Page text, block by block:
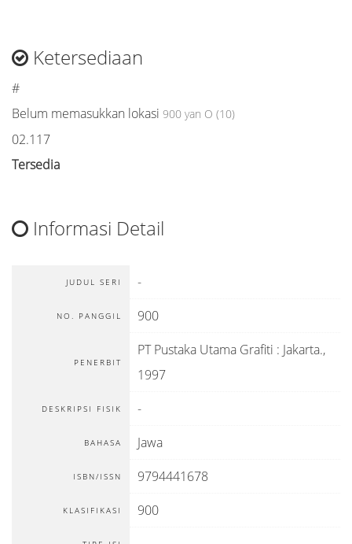
Ketersediaan
#
Belum memasukkan lokasi 900 yan O (10)
02.117
Tersedia
Informasi Detail
JUDUL SERI -
NO. PANGGIL 900
PENERBIT
PT Pustaka Utama Grafiti : Jakarta.,
1997
DESKRIPSI FISIK -
BAHASA Jawa
ISBN/ISSN 9794441678
KLASIFIKASI 900